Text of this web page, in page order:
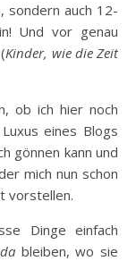
sondern auch 12-
Und vor genau
Kinder, wie die Zeit
ob ich hier noch
eines Blogs
gönnen kann und
mich nun schon
vorstellen.
Dinge einfach
da bleiben, wo sie